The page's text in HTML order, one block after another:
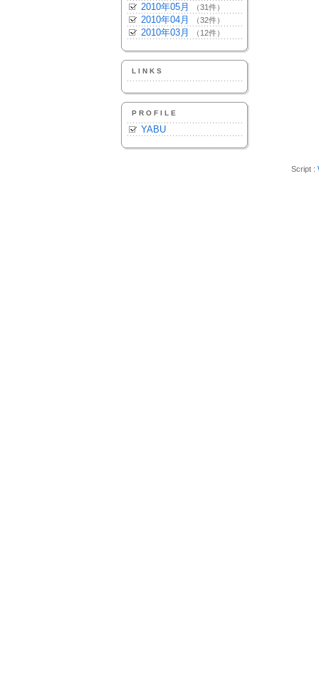
2010年05月 （31件）
2010年04月 （32件）
2010年03月 （12件）
LINKS
PROFILE
YABU
Script :